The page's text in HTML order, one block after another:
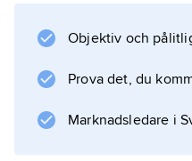
Jämför
evangelier
.
Objektiv och
Prova det, du
Marknadsledare i